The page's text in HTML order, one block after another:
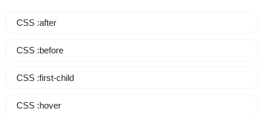
CSS :after
CSS :before
CSS :first-child
CSS :hover